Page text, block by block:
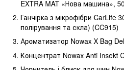
EXTRA MAT «Нова машина»,
Ганчірка з мікрофібри CarLife
полірування та скла) (CC915)
Ароматизатор Nowax X Bag
Концентрат Nowax Anti Insekt